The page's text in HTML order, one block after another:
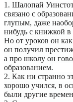
1. Шалопай
связано с
глупым, даже
нибудь с книжкой
Но от уроков он
он получил
а про школу он
образованием.
2. Как ни странно
хорошо учился, в
были другие